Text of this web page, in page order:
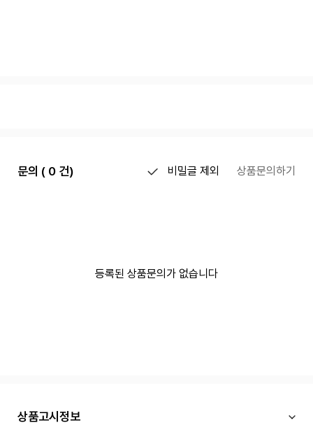
문의 ( 0 건) 비밀글 제외 상품문의하기
등록된 상품문의가 없습니다
상품고시정보